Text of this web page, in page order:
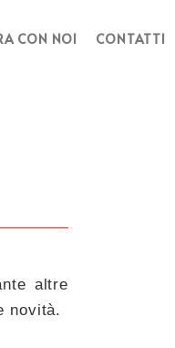
CON NOI CONTATTI
altre
novità.